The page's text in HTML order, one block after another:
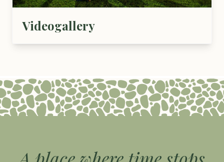
Videogallery